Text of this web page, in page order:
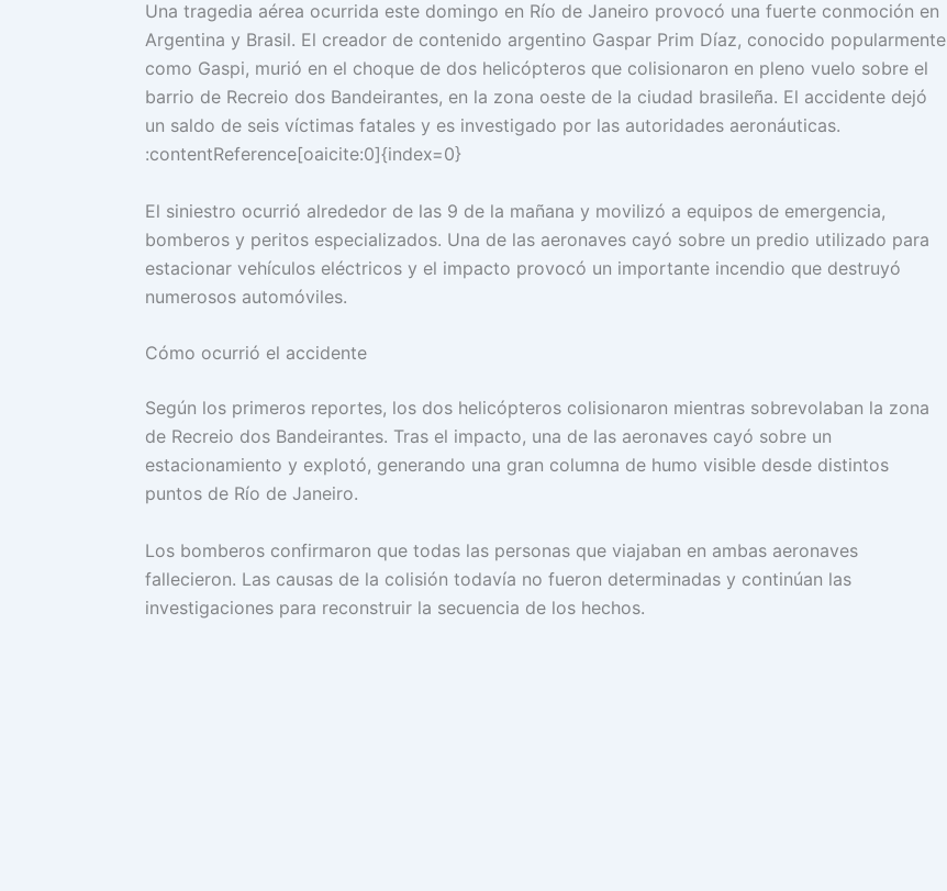
Una tragedia aérea ocurrida este domingo en Río de Janeiro provocó una fuerte conmoción en
Argentina y Brasil. El creador de contenido argentino Gaspar Prim Díaz, conocido popularmente
como Gaspi, murió en el choque de dos helicópteros que colisionaron en pleno vuelo sobre el
barrio de Recreio dos Bandeirantes, en la zona oeste de la ciudad brasileña. El accidente dejó
un saldo de seis víctimas fatales y es investigado por las autoridades aeronáuticas.
:contentReference[oaicite:0]{index=0}
El siniestro ocurrió alrededor de las 9 de la mañana y movilizó a equipos de emergencia,
bomberos y peritos especializados. Una de las aeronaves cayó sobre un predio utilizado para
estacionar vehículos eléctricos y el impacto provocó un importante incendio que destruyó
numerosos automóviles.
Cómo ocurrió el accidente
Según los primeros reportes, los dos helicópteros colisionaron mientras sobrevolaban la zona
de Recreio dos Bandeirantes. Tras el impacto, una de las aeronaves cayó sobre un
estacionamiento y explotó, generando una gran columna de humo visible desde distintos
puntos de Río de Janeiro.
Los bomberos confirmaron que todas las personas que viajaban en ambas aeronaves
fallecieron. Las causas de la colisión todavía no fueron determinadas y continúan las
investigaciones para reconstruir la secuencia de los hechos.